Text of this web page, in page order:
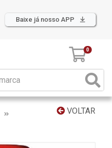
Baixe já nosso APP
0
VOLTAR